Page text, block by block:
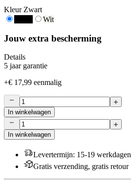
Kleur Zwart
Wit
Jouw extra bescherming
Details
5 jaar garantie
+€ 17,99 eenmalig
In winkelwagen
In winkelwagen
Levertermijn: 15-19 werkdagen
Gratis verzending, gratis retour